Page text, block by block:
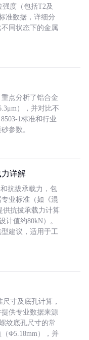
度（包括T2及
准数据，详细分
同状态下的金属
点分析了铝合金
），并对比不
1标准和行业
参数。
详解
抗拔承载力，包
业标准（如《混
供抗拔承载力计算
计值约80kN）。
建议，适用于工
寸及底孔计算，
供专业数据来源
纹底孔尺寸的常
Φ5.18mm），并